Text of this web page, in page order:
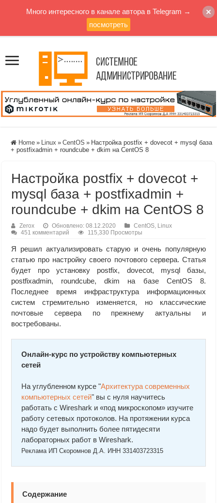
Home » Linux » CentOS » Настройка postfix + dovecot + mysql база
+ postfixadmin + roundcube + dkim на CentOS 8
Настройка postfix + dovecot +
mysql база + postfixadmin +
roundcube + dkim на CentOS 8
Zerox Обновлено: 08.12.2020 CentOS, Linux
451 комментарий
115,330 Просмотры
Я решил актуализировать старую и очень популярную
статью про настройку своего почтового сервера. Статья
будет про установку postfix, dovecot, mysql базы,
postfixadmin, roundcube, dkim на базе CentOS 8.
Последнее время инфраструктура информационных
систем стремительно изменяется, но классические
почтовые сервера по прежнему актуальны и
востребованы.
Онлайн-курс по устройству компьютерных
сетей
На углубленном курсе "Архитектура современных
компьютерных сетей" вы с нуля научитесь
работать с Wireshark и «под микроскопом» изучите
работу сетевых протоколов. На протяжении курса
надо будет выполнить более пятидесяти
лабораторных работ в Wireshark.
Реклама ИП Скоромнов Д.А. ИНН 331403723315
Содержание
Много интересного в канале автора в Telegram →
посмотреть